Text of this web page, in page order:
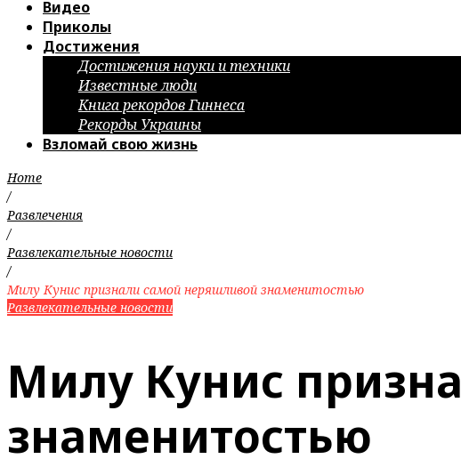
Видео
Приколы
Достижения
Достижения науки и техники
Известные люди
Книга рекордов Гиннеса
Рекорды Украины
Взломай свою жизнь
Home
/
Развлечения
/
Развлекательные новости
/
Милу Кунис признали самой неряшливой знаменитостью
Развлекательные новости
Милу Кунис
знаменитостью